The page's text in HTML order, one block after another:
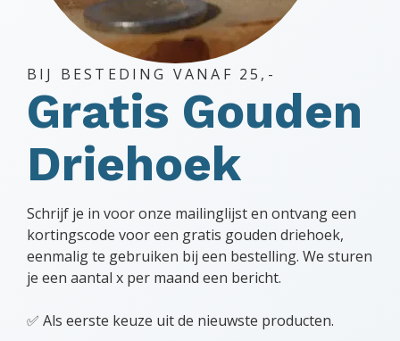
BIJ BESTEDING VANAF 25,-
Gratis Gouden
Driehoek
Schrijf je in voor onze mailinglijst en ontvang een
kortingscode voor een gratis gouden driehoek,
eenmalig te gebruiken bij een bestelling. We sturen
je een aantal x per maand een bericht.
✅ Als eerste keuze uit de nieuwste producten.